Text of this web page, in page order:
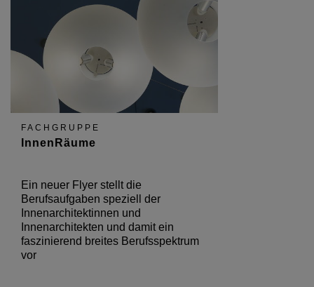
FACHGRUPPE
InnenRäume
Ein neuer Flyer stellt die
Berufsaufgaben speziell der
Innenarchitektinnen und
Innenarchitekten und damit ein
faszinierend breites Berufsspektrum
vor